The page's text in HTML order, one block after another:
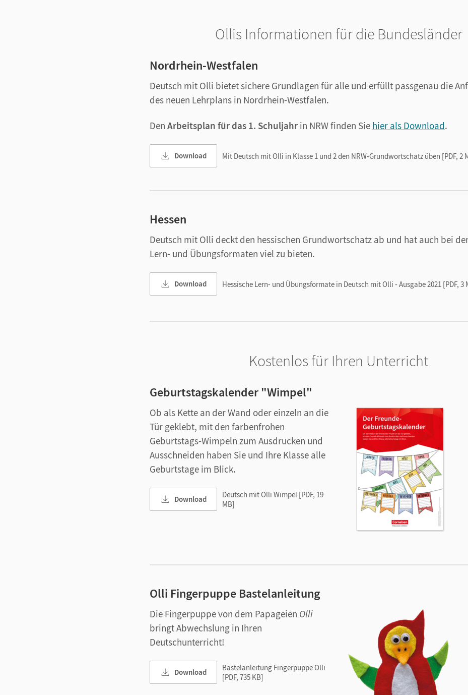
Ollis Informationen für die Bundesländer
Nordrhein-Westfalen
Deutsch mit Olli bietet sichere Grundlagen für alle und erfüllt passgenau die
des neuen Lehrplans in Nordrhein-Westfalen.
Den Arbeitsplan für das 1. Schuljahr in NRW finden Sie hier als Download.
Download Mit Deutsch mit Olli in Klasse 1 und 2 den NRW-Grundwortschatz üben [PDF, 2
Hessen
Deutsch mit Olli deckt den hessischen Grundwortschatz ab und hat auch bei
Lern- und Übungsformaten viel zu bieten.
Download Hessische Lern- und Übungsformate in Deutsch mit Olli - Ausgabe 2021 [PDF, 3
Kostenlos für Ihren Unterricht
Geburtstagskalender "Wimpel"
Ob als Kette an der Wand oder einzeln an die
Tür geklebt, mit den farbenfrohen
Geburtstags-Wimpeln zum Ausdrucken und
Ausschneiden haben Sie und Ihre Klasse alle
Geburtstage im Blick.
Download
Deutsch mit Olli Wimpel [PDF, 19
MB]
Olli Fingerpuppe Bastelanleitung
Die Fingerpuppe von dem Papageien Olli
bringt Abwechslung in Ihren
Deutschunterricht!
Download
Bastelanleitung Fingerpuppe Olli
[PDF, 735 KB]